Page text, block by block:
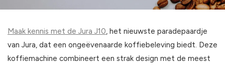
Maak kennis met de Jura J10, het nieuwste paradepaardje
van Jura, dat een ongeëvenaarde koffiebeleving biedt. Deze
koffiemachine combineert een strak design met de meest